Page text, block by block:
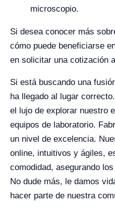
microscopio.
Si desea conocer más
cómo puede beneficiarse
en solicitar una cotización
Si está buscando una
ha llegado al lugar
el lujo de explorar nuestro
equipos de laboratorio.
un nivel de excelencia.
online, intuitivos y ágiles,
comodidad, asegurando
No dude más, le damos
hacer parte de nuestra